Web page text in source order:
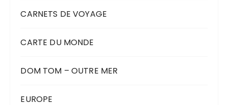
CARNETS DE VOYAGE
CARTE DU MONDE
DOM TOM – OUTRE MER
EUROPE